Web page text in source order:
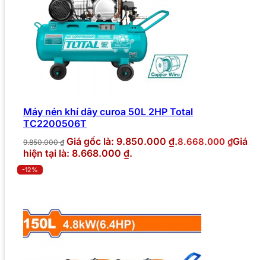
Máy nén khí dây curoa 50L 2HP Total
TC2200506T
9.850.000₫ Giá gốc là: 9.850.000 ₫.8.668.000 ₫Giá
hiện tại là: 8.668.000 ₫.
-12%